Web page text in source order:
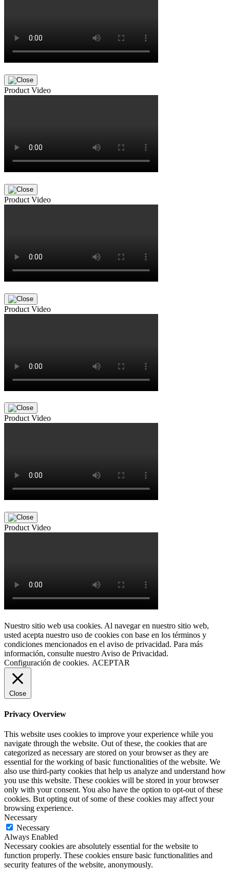
Product Video
Product Video
Product Video
Product Video
Product Video
Nuestro sitio web usa cookies. Al navegar en nuestro sitio web,
usted acepta nuestro uso de cookies con base en los términos y
condiciones mencionados en el aviso de privacidad. Para más
información, consulte nuestro Aviso de Privacidad.
Configuración de cookies. ACEPTAR
Close
Privacy Overview
This website uses cookies to improve your experience while you
navigate through the website. Out of these, the cookies that are
categorized as necessary are stored on your browser as they are
essential for the working of basic functionalities of the website. We
also use third-party cookies that help us analyze and understand how
you use this website. These cookies will be stored in your browser
only with your consent. You also have the option to opt-out of these
cookies. But opting out of some of these cookies may affect your
browsing experience.
Necessary
Necessary
Always Enabled
Necessary cookies are absolutely essential for the website to
function properly. These cookies ensure basic functionalities and
security features of the website, anonymously.